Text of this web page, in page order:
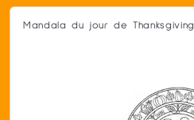
Mandala du jour de Thanksgiving